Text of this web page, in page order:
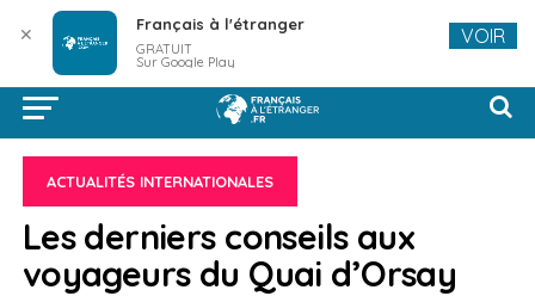
ACTUALITÉS INTERNATIONALES
Les derniers conseils aux
voyageurs du Quai d’Orsay
✕ Français à l'étranger
GRATUIT
Sur Google Play
VOIR